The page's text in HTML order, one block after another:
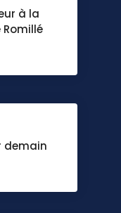
à la
demain